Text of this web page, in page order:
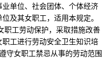
单位、社会团体、个体经济
及其女职工，适用本规定。
工劳动保护，采取措施改善
工进行劳动安全卫生知识培
女职工禁忌从事的劳动范围